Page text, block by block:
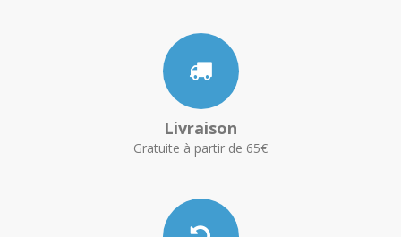
Livraison
Gratuite à partir de 65€